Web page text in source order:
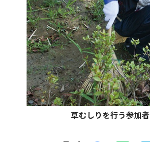
草むしりを行う参加者